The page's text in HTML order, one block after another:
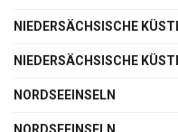
NIEDERSÄCHSISCHE
NIEDERSÄCHSISCHE
NORDSEEINSELN
NORDSEEINSELN